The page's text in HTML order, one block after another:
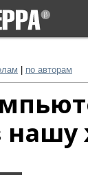
по авторам